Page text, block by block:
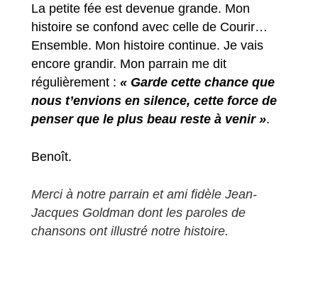
La petite fée est devenue grande. Mon
histoire se confond avec celle de Courir…
Ensemble. Mon histoire continue. Je vais
encore grandir. Mon parrain me dit
régulièrement : « Garde cette chance que
nous t’envions en silence, cette force de
penser que le plus beau reste à venir ».
Benoît.
Merci à notre parrain et ami fidèle Jean-
Jacques Goldman dont les paroles de
chansons ont illustré notre histoire.